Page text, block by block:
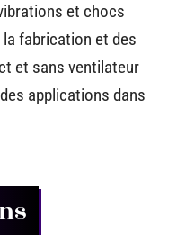
et chocs
fabrication et des
et sans ventilateur
applications dans